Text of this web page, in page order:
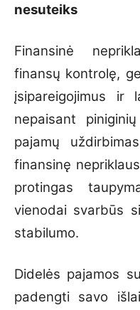
nesuteiks
Finansinė
finansų kontrolę,
įsipareigojimus ir
nepaisant
pajamų
finansinę
protingas
vienodai svarbūs
stabilumo.
Didelės pajamos
padengti savo